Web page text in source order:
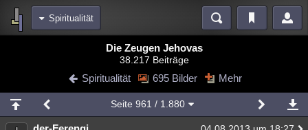
Spiritualität
Diskussionen Blogs Videos
Chat Wiki Neuigkeiten
meine Rubriken
Die Zeugen Jehovas
38.217 Beiträge
Spiritualität 695 Bilder Mehr
Seite 961 / 1.880